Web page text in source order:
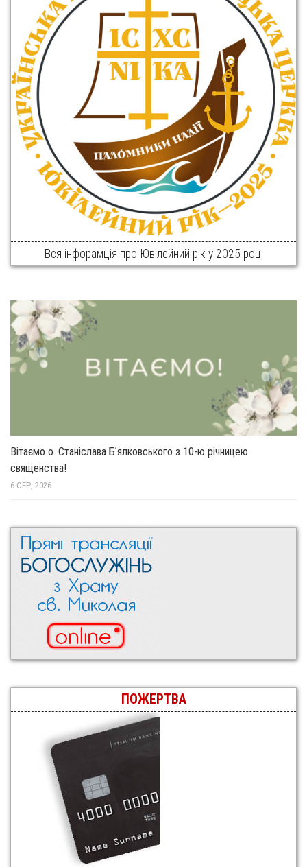
Вся інфорамція про Ювілейний рік у 2025 році
Вітаємо о. Станіслава Бʼялковського з 10-ю річницею
священства!
6 СЕР, 2026
ПОЖЕРТВА